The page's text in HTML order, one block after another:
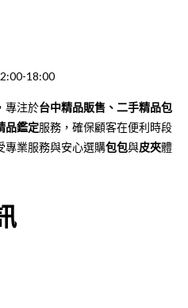
18:00
專注於台中精品販售、二手精品包
品鑑定服務，確保顧客在便利時段
專業服務與安心選購包包與皮夾體